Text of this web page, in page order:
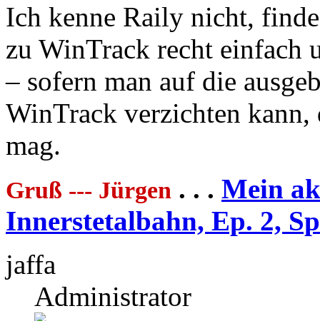
Ich kenne Raily nicht,
zu WinTrack recht einfach
– sofern man auf die
WinTrack verzichten
mag.
Gruß --- Jürgen . . . Mein
Innerstetalbahn, Ep. 2,
jaffa
Administrator